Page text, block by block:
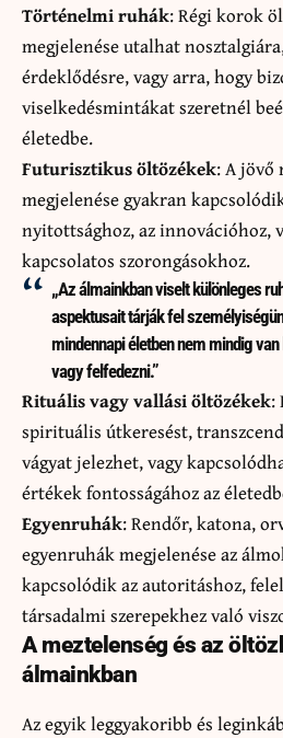
Történelmi ruhák: Régi korok
megjelenése utalhat
érdeklődésre, vagy arra, hogy
viselkedésmintákat szeretnél
életedbe.
Futurisztikus öltözékek: A
megjelenése gyakran
nyitottsághoz, az innovációhoz,
kapcsolatos szorongásokhoz.
„Az álmainkban viselt különleges
aspektusait tárják fel
mindennapi életben nem mindig
vagy felfedezni.”
Rituális vagy vallási öltözékek:
spirituális útkeresést,
vágyat jelezhet, vagy
értékek fontosságához az
Egyenruhák: Rendőr, katona,
egyenruhák megjelenése az
kapcsolódik az autoritáshoz,
társadalmi szerepekhez való
A meztelenség és az
álmainkban
Az egyik leggyakoribb és